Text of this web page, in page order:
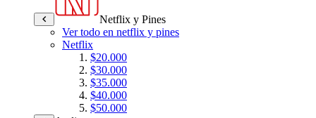
Netflix y Pines
Ver todo en netflix y pines
Netflix
$20.000
$30.000
$35.000
$40.000
$50.000